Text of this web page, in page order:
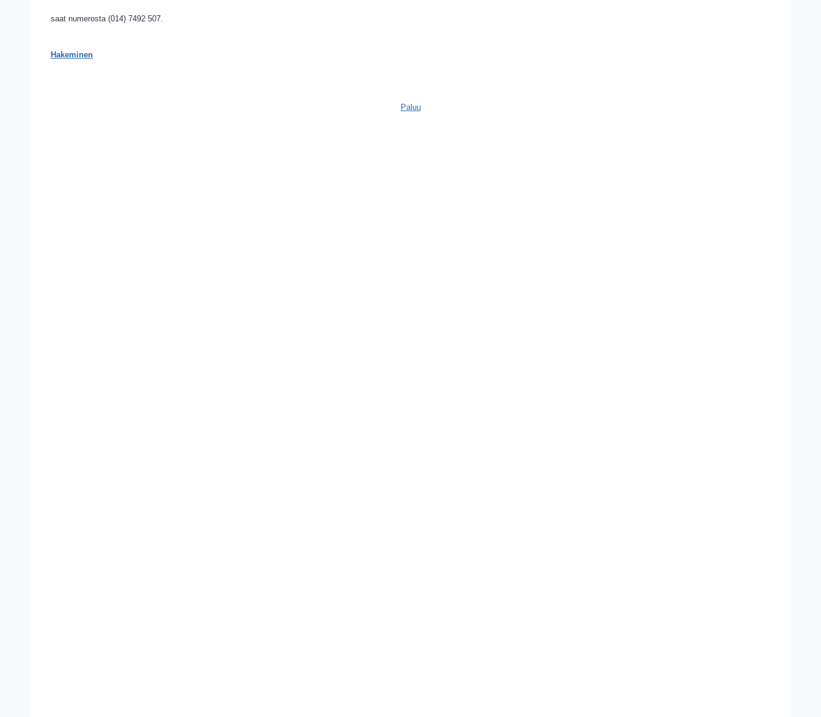
saat numerosta (014) 7492 507.
Hakeminen
Paluu